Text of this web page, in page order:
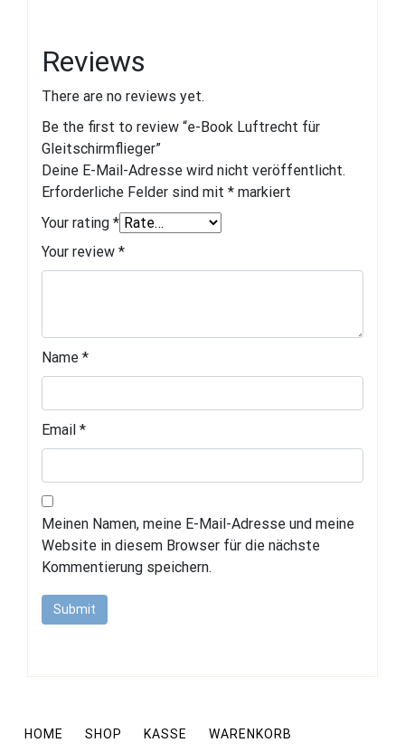
Reviews
There are no reviews yet.
Be the first to review “e-Book Luftrecht für
Gleitschirmflieger”
Deine E-Mail-Adresse wird nicht veröffentlicht.
Erforderliche Felder sind mit * markiert
Your rating *
Your review *
Name *
Email *
Meinen Namen, meine E-Mail-Adresse und meine
Website in diesem Browser für die nächste
Kommentierung speichern.
HOME SHOP KASSE WARENKORB